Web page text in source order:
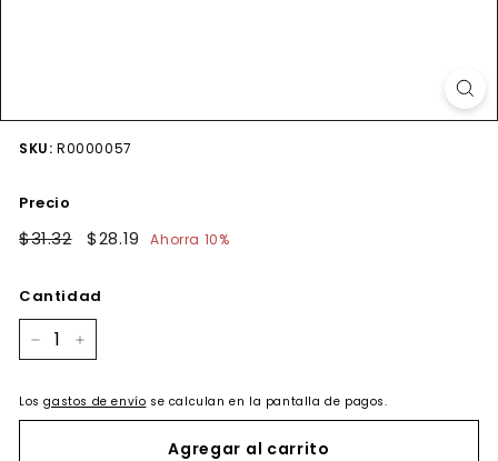
SKU: R0000057
Precio
Precio
$31.32$31.32
Precio
$28.19 $28.19
Ahorra 10%
Cantidad
Losgastos de envío se calculan en la pantalla de pagos.
Agregar al carrito